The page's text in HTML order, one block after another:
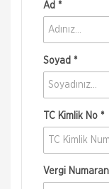
Ad *
Soyad *
TC Kimlik No *
Vergi